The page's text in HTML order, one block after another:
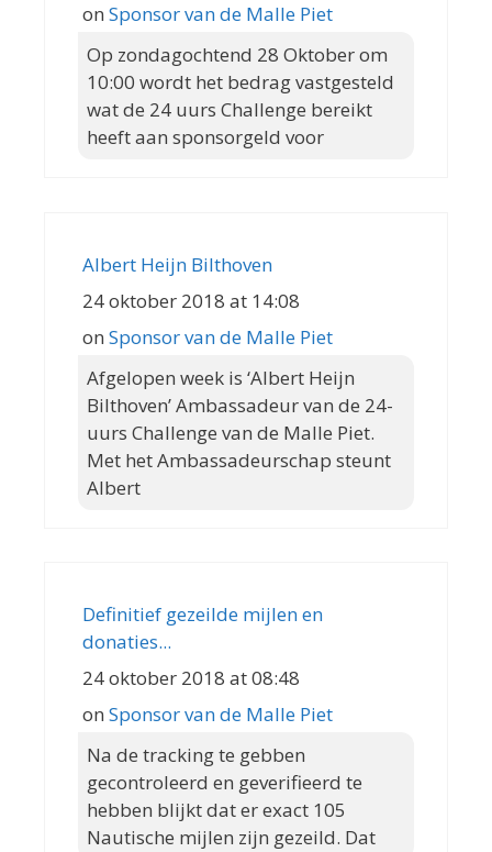
on Sponsor van de Malle Piet
Op zondagochtend 28 Oktober om
10:00 wordt het bedrag vastgesteld
wat de 24 uurs Challenge bereikt
heeft aan sponsorgeld voor
Albert Heijn Bilthoven
24 oktober 2018 at 14:08
on Sponsor van de Malle Piet
Afgelopen week is ‘Albert Heijn
Bilthoven’ Ambassadeur van de 24-
uurs Challenge van de Malle Piet.
Met het Ambassadeurschap steunt
Albert
Definitief gezeilde mijlen en
donaties...
24 oktober 2018 at 08:48
on Sponsor van de Malle Piet
Na de tracking te gebben
gecontroleerd en geverifieerd te
hebben blijkt dat er exact 105
Nautische mijlen zijn gezeild. Dat